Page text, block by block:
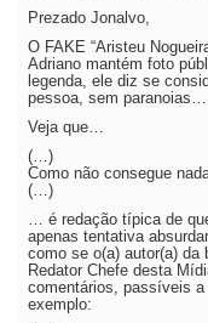
Prezado Jonalvo,
O FAKE “Aristeu
Adriano mantém foto
legenda, ele diz se
pessoa, sem paranoias…
Veja que…
(…)
Como não consegue
(…)
… é redação típica de
apenas tentativa
como se o(a) autor(a) da
Redator Chefe desta
comentários, passíveis
exemplo: